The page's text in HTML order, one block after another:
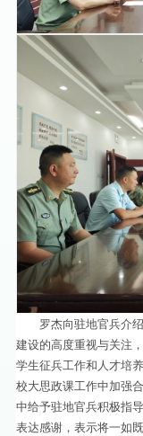
罗杰向驻地官兵介
建设的高度重视与关注
学生征兵工作和人才培
校大思政课工作中加强
中给予驻地官兵积极指
表达感谢，表示将一如